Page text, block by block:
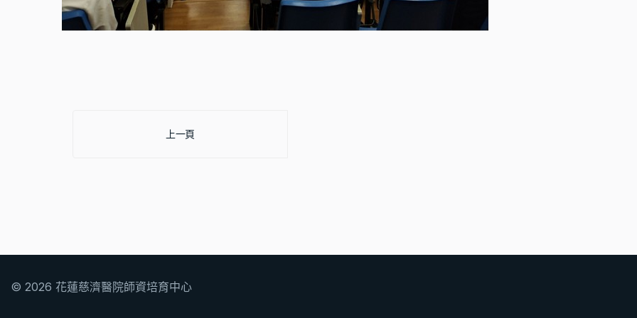
上一篇文章: 1080510_簡報設計點線面工作坊(門諾李坤峰主任)
上一頁
© 2026 花蓮慈濟醫院師資培育中心